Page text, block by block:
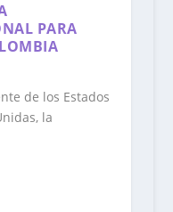
PARA
de los Estados
la